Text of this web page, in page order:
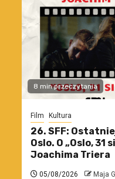
8 min przeczytania
Film Kultura
26. SFF:
Oslo. O „Oslo, 31
Joachima Triera
05/08/2026 Maja